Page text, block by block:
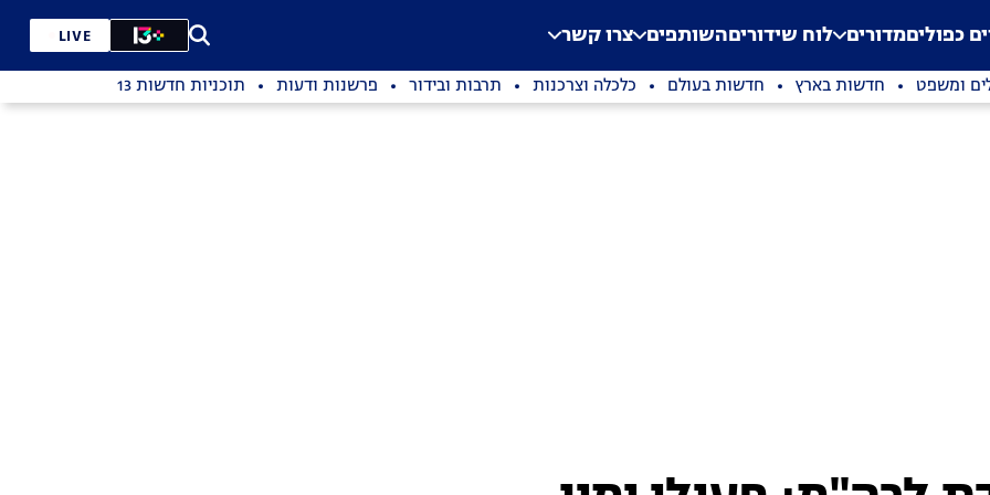
Application error: a
. כפוליםמדורים לוח שידוריםהשותפים צרו קשר LIVE
ומשפט חדשות בארץ חדשות בעולם כלכלה וצרכנות תרבות ובידור פרשנות ודעות תוכניות חדשות 13